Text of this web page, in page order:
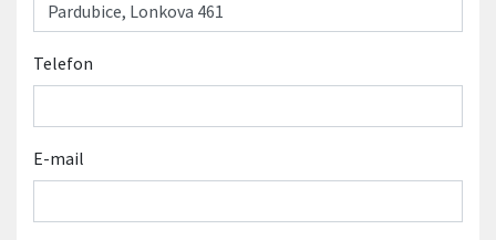
Telefon
E-mail